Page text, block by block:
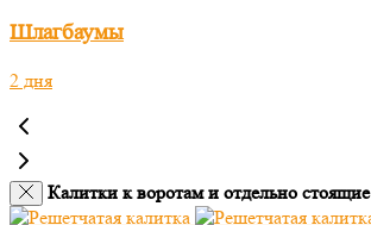
Шлагбаумы
2 дня
Калитки к воротам и отдельно стоящие